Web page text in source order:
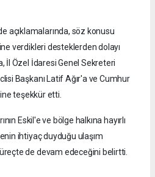
açıklamalarında, söz konusu
verdikleri desteklerden dolayı
İl Özel İdaresi Genel Sekreteri
Başkanı Latif Ağır'a ve Cumhur
teşekkür etti.
Eskil'e ve bölge halkına hayırlı
ihtiyaç duyduğu ulaşım
de devam edeceğini belirtti.